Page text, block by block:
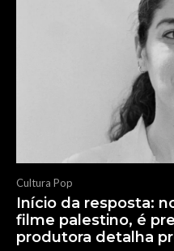
Cultura Pop
Início da resposta:
filme palestino, é
produtora detalha